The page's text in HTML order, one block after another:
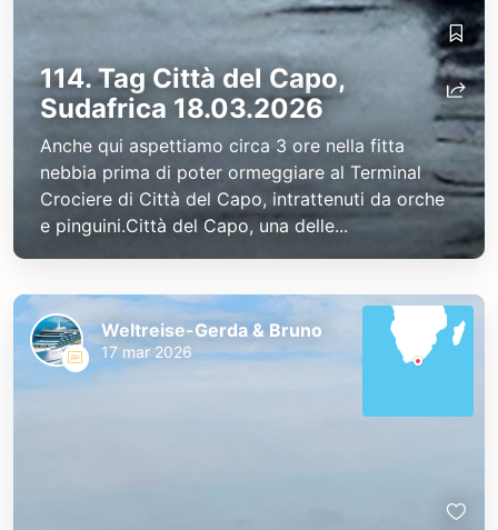
114. Tag Città del Capo,
Sudafrica 18.03.2026
Anche qui aspettiamo circa 3 ore nella fitta
nebbia prima di poter ormeggiare al Terminal
Crociere di Città del Capo, intrattenuti da orche
e pinguini.Città del Capo, una delle...
Weltreise-Gerda & Bruno
17 mar 2026